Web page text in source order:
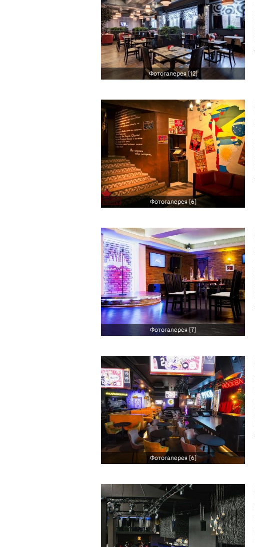
Фотогалерея [12]
Фотогалерея [6]
Фотогалерея [7]
Фотогалерея [6]